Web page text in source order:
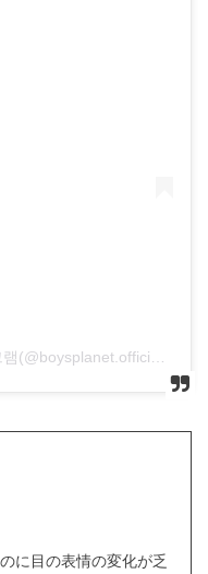
に目の表情の変化が乏